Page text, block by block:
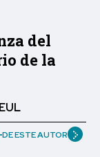
del
de la
DE ESTE AUTOR